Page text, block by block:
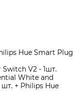
Hue Smart Plug
V2 - 1шт.
White and
+ Philips Hue